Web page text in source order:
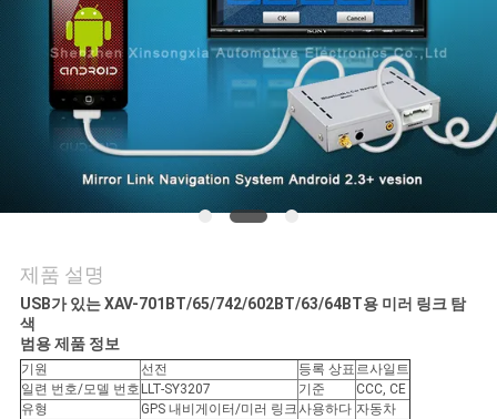
질
관
리
연
주
세
요
제품 설명
USB가 있는 XAV-701BT/65/742/602BT/63/64BT용 미러 링크 탐
색
범용 제품 정보
기원 선전 등록 상표 르사일트
일련 번호/모델 번호 LLT-SY3207 기준
CCC, CE
유형
GPS 내비게이터/미러 링크사용하다 자동차